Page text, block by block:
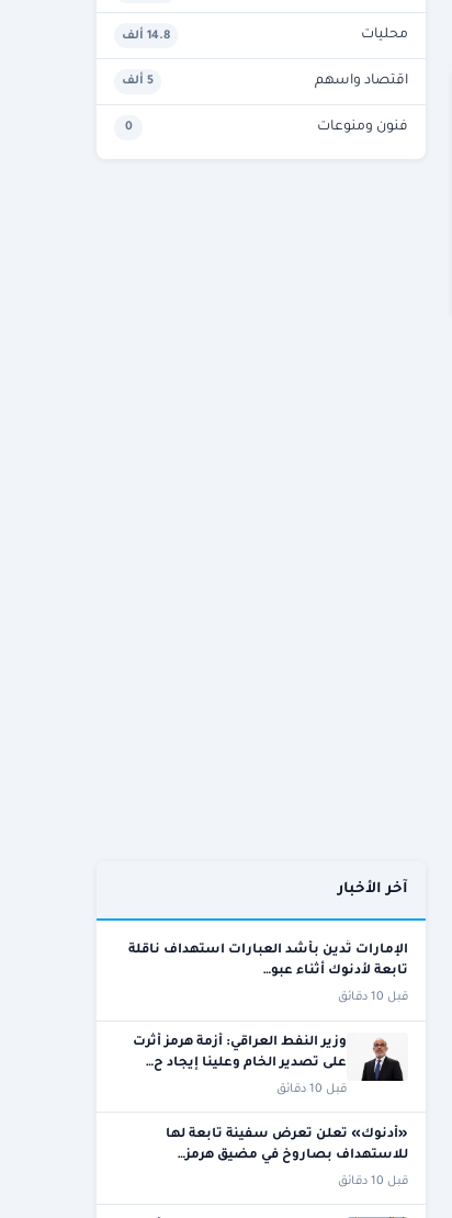
محليات 14.8 ألف
اقتصاد واسهم 5 ألف
فنون ومنوعات 0
آخر الأخبار
الإمارات تُدين بأشد العبارات استهداف ناقلة
تابعة لأدنوك أثناء عبو…
قبل 10 دقائق
وزير النفط العراقي: أزمة هرمز أثرت
على تصدير الخام وعلينا إيجاد ح…
قبل 10 دقائق
«أدنوك» تعلن تعرض سفينة تابعة لها
للاستهداف بصاروخ في مضيق هرمز…
قبل 10 دقائق